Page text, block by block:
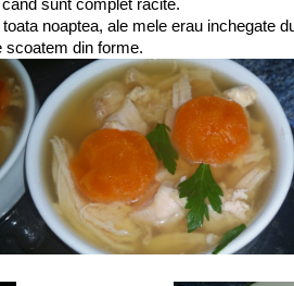
sunt complet racite.
noaptea, ale mele erau inchegate
scoatem din forme.